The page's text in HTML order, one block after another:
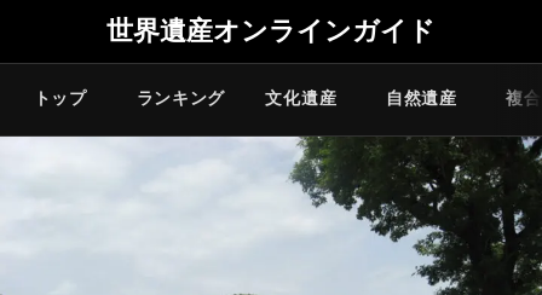
世界遺産オンラインガイド
トップ ランキング 文化遺産 自然遺産 複